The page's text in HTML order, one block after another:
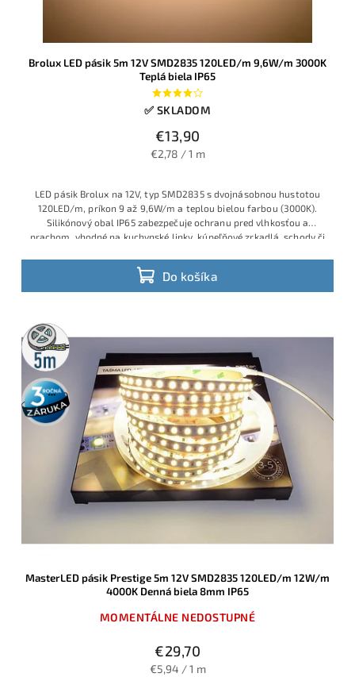
Brolux LED pásik 5m 12V SMD2835 120LED/m 9,6W/m 3000K
Teplá biela IP65
✅ SKLADOM
€13,90
€2,78 / 1 m
Do košíka
LED pásik Brolux na 12V, typ SMD2835 s dvojnásobnou hustotou
120LED/m, príkon 9 až 9,6W/m a teplou bielou farbou (3000K).
Silikónový obal IP65 zabezpečuje ochranu pred vlhkosťou a
prachom, vhodné na kuchynské linky, kúpeľňové zrkadlá, schody či
5m
rolka
3 roky
záruka
MasterLED pásik Prestige 5m 12V SMD2835 120LED/m 12W/m
4000K Denná biela 8mm IP65
MOMENTÁLNE NEDOSTUPNÉ
€29,70
€5,94 / 1 m